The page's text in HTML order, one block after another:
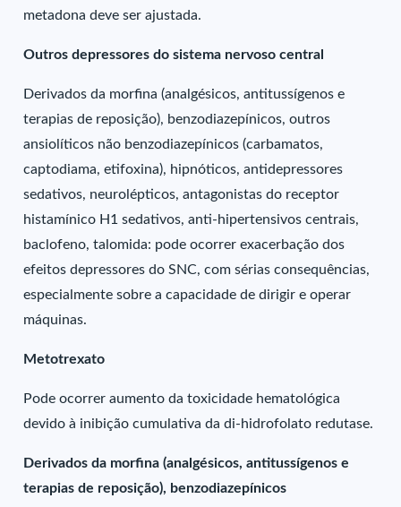
metadona deve ser ajustada.
Outros depressores do sistema nervoso central
Derivados da morfina (analgésicos, antitussígenos e
terapias de reposição), benzodiazepínicos, outros
ansiolíticos não benzodiazepínicos (carbamatos,
captodiama, etifoxina), hipnóticos, antidepressores
sedativos, neurolépticos, antagonistas do receptor
histamínico H1 sedativos, anti-hipertensivos centrais,
baclofeno, talomida: pode ocorrer exacerbação dos
efeitos depressores do SNC, com sérias consequências,
especialmente sobre a capacidade de dirigir e operar
máquinas.
Metotrexato
Pode ocorrer aumento da toxicidade hematológica
devido à inibição cumulativa da di-hidrofolato redutase.
Derivados da morfina (analgésicos, antitussígenos e
terapias de reposição), benzodiazepínicos